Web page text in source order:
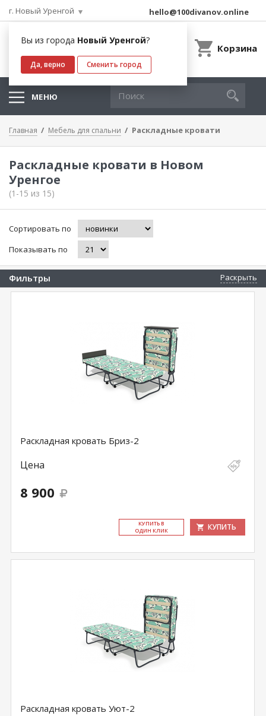
г. Новый Уренгой
Вы из города Новый Уренгой?
Да, верно Сменить город
hello@100divanov.online
Корзина
МЕНЮ
Главная Мебель для спальни Раскладные кровати
Раскладные кровати в Новом
Уренгое
(1-15 из 15)
Сортировать по
Показывать по
Фильтры Раскрыть
Раскладная кровать Бриз-2
Цена
8 900
КУ­ПИТЬ В
ОДИН КЛИК
КУПИТЬ
Раскладная кровать Уют-2